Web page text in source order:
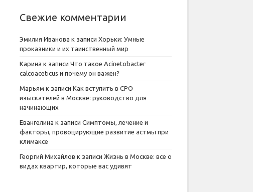
Свежие комментарии
Эмилия Иванова к записи Хорьки: Умные
проказники и их таинственный мир
Карина к записи Что такое Acinetobacter
calcoaceticus и почему он важен?
Марьям к записи Как вступить в СРО
изыскателей в Москве: руководство для
начинающих
Евангелина к записи Симптомы, лечение и
факторы, провоцирующие развитие астмы при
климаксе
Георгий Михайлов к записи Жизнь в Москве: все о
видах квартир, которые вас удивят